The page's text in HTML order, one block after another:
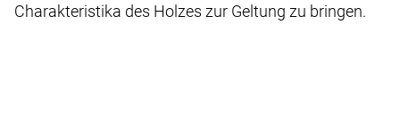
Charakteristika des Holzes zur Geltung zu bringen.